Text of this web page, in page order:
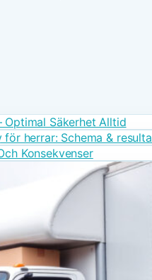
Optimal Säkerhet Alltid
herrar: Schema &
Konsekvenser